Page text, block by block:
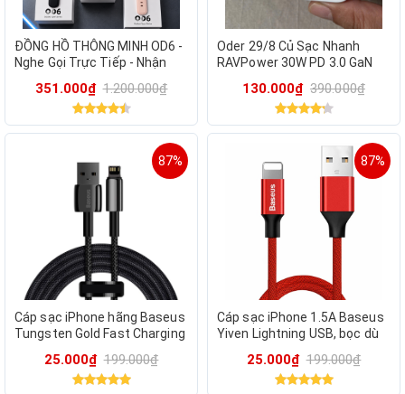
ĐỒNG HỒ THÔNG MINH OD6 -
Nghe Gọi Trực Tiếp - Nhận
Kháng Nước IP68 -KT02163
351.000₫ 1.200.000₫
Oder 29/8 Củ Sạc Nhanh
RAVPower 30W PD 3.0 GaN
Nhỏ Gọn, Chân Gập Tiện Lợi
130.000₫ 390.000₫
87%
Cáp sạc iPhone hãng Baseus
Tungsten Gold Fast Charging
iPhone/iPad
25.000₫ 199.000₫
87%
Cáp sạc iPhone 1.5A Baseus
Yiven Lightning USB, bọc dù
25.000₫ 199.000₫